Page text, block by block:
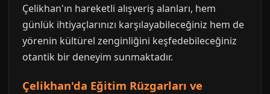
Çelikhan'ın hareketli alışveriş alanları, hem
günlük ihtiyaçlarınızı karşılayabileceğiniz hem de
yörenin kültürel zenginliğini keşfedebileceğiniz
otantik bir deneyim sunmaktadır.
Çelikhan'da Eğitim Rüzgarları ve